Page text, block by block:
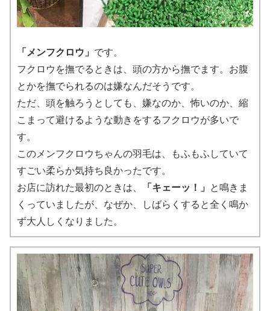
「メンフクロウ」 です。
フクロウを撫でるときは、頭の方から撫でます。お腹
とかを撫でられるのは嫌なんだそうです。
ただ、頭を触ろうとしても、嫌なのか、怖いのか、縮
こまって避けるような動きをするフクロウが多いで
す。
このメンフクロウちゃんの羽毛は、もふもふしていて
すごい柔らか気持ち良かったです。
お店に訪れた最初のときは、
「キェーッ！」
と鳴きま
くっていましたが、なぜか、しばらくすると全く鳴か
ず大人しくなりました。